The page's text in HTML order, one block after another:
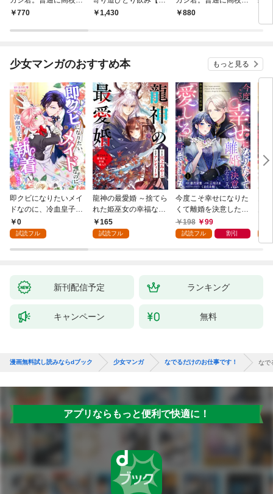
活を送りたい（コミッ
１
770
子版特典付】１
1,430
活を送りたい【電子版
880
版
少女マンガのおすすめ本 もっと見る
即クビになりたいメイ
ドなのに、冷血皇子に
執着されています第1
話
0
試読フル
龍神の最愛婚 ～捨てら
れた姫巫女の幸福な嫁
入り～: 1
165
試読フル
今度こそ幸せになりた
くて離婚を決意したと
ころ、無表情な旦那様
が「愛してる」と言っ
198 99
試読フル 割引
新刊配信予定 ランキング
キャンペーン 無料
漫画無料試し読みならdブック 少女マンガ なでるだけのお仕事です！ なで
アプリならもっと便利で快適に！